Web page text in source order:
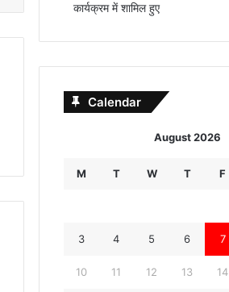
कार्यक्रम में शामिल हुए
Calendar
August 2026
M T W T F
3 4 5 6 7
10 11 12 13 14